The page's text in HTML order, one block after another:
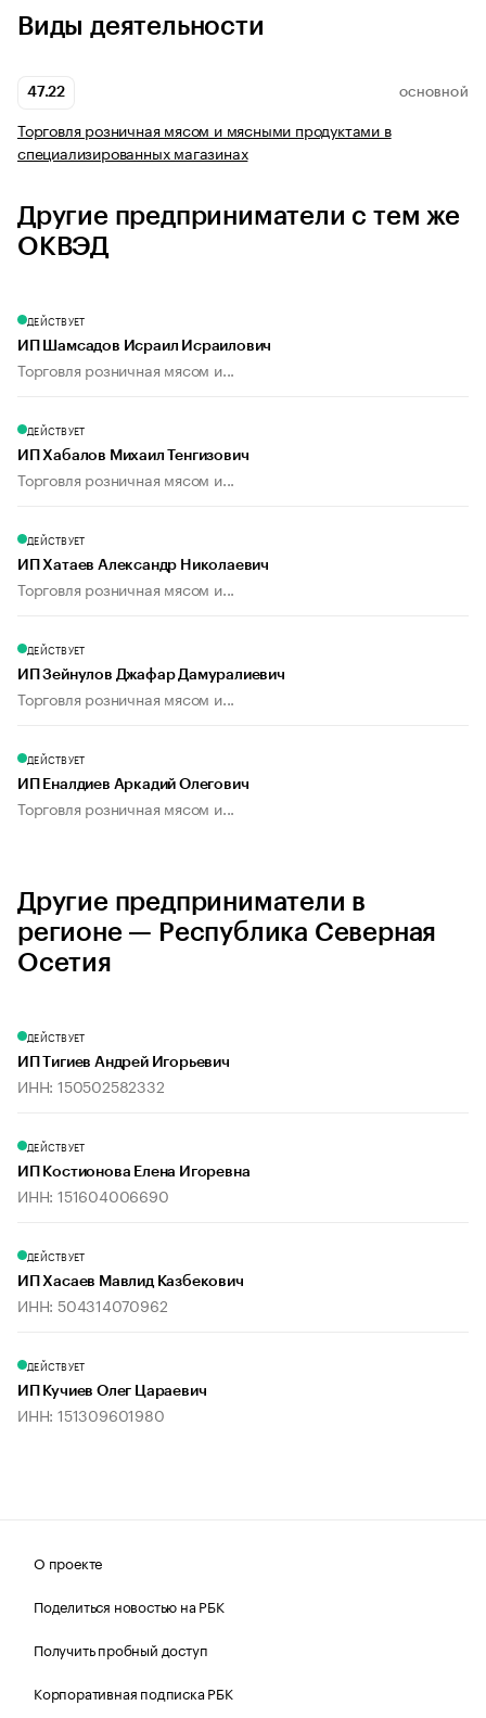
Виды деятельности
47.22 ОСНОВНОЙ
Торговля розничная мясом и мясными продуктами в
специализированных магазинах
Другие предприниматели с тем же
ОКВЭД
ДЕЙСТВУЕТ
ИП Шамсадов Исраил Исраилович
Торговля розничная мясом и...
ДЕЙСТВУЕТ
ИП Хабалов Михаил Тенгизович
Торговля розничная мясом и...
ДЕЙСТВУЕТ
ИП Хатаев Александр Николаевич
Торговля розничная мясом и...
ДЕЙСТВУЕТ
ИП Зейнулов Джафар Дамуралиевич
Торговля розничная мясом и...
ДЕЙСТВУЕТ
ИП Еналдиев Аркадий Олегович
Торговля розничная мясом и...
Другие предприниматели в
регионе — Республика Северная
Осетия
ДЕЙСТВУЕТ
ИП Тигиев Андрей Игорьевич
ИНН: 150502582332
ДЕЙСТВУЕТ
ИП Костионова Елена Игоревна
ИНН: 151604006690
ДЕЙСТВУЕТ
ИП Хасаев Мавлид Казбекович
ИНН: 504314070962
ДЕЙСТВУЕТ
ИП Кучиев Олег Цараевич
ИНН: 151309601980
О проекте
Поделиться новостью на РБК
Получить пробный доступ
Корпоративная подписка РБК